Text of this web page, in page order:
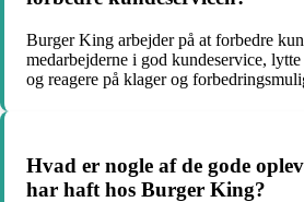
Burger King arbejder på at forbedre
medarbejderne i god kundeservice,
og reagere på klager og
Hvad er nogle af de gode
har haft hos Burger King?